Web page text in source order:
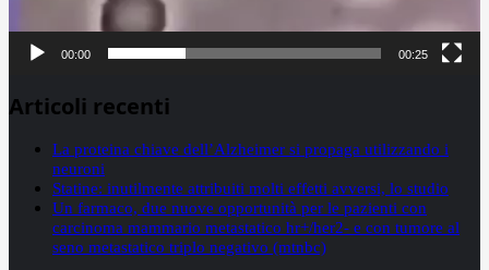
00:00 00:25
Articoli recenti
La proteina chiave dell’Alzheimer si propaga utilizzando i
neuroni
Statine: inutilmente attribuiti molti effetti avversi, lo studio
Un farmaco, due nuove opportunità per le pazienti con
carcinoma mammario metastatico hr+/her2- e con tumore al
seno metastatico triplo negativo (mtnbc)